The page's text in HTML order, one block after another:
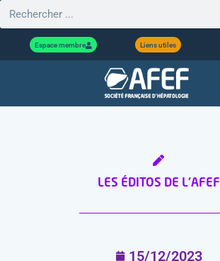
Espace membre Liens utiles
LES ÉDITOS DE L'AFEF
15/12/2023